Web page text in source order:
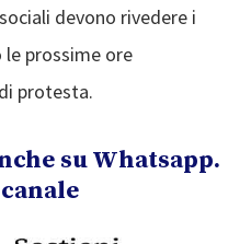
devono rivedere i
le prossime ore
protesta.
su Whatsapp.